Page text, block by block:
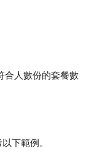
合人數份的套餐數
下範例。